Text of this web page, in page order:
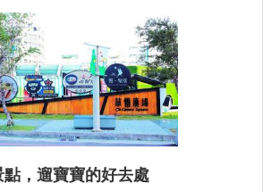
，遛寶寶的好去處